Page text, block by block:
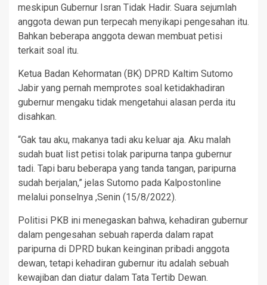
meskipun Gubernur Isran Tidak Hadir. Suara sejumlah
anggota dewan pun terpecah menyikapi pengesahan itu.
Bahkan beberapa anggota dewan membuat petisi
terkait soal itu.
Ketua Badan Kehormatan (BK) DPRD Kaltim Sutomo
Jabir yang pernah memprotes soal ketidakhadiran
gubernur mengaku tidak mengetahui alasan perda itu
disahkan.
“Gak tau aku, makanya tadi aku keluar aja. Aku malah
sudah buat list petisi tolak paripurna tanpa gubernur
tadi. Tapi baru beberapa yang tanda tangan, paripurna
sudah berjalan,” jelas Sutomo pada Kalpostonline
melalui ponselnya ,Senin (15/8/2022).
Politisi PKB ini menegaskan bahwa, kehadiran gubernur
dalam pengesahan sebuah raperda dalam rapat
paripurna di DPRD bukan keinginan pribadi anggota
dewan, tetapi kehadiran gubernur itu adalah sebuah
kewajiban dan diatur dalam Tata Tertib Dewan.